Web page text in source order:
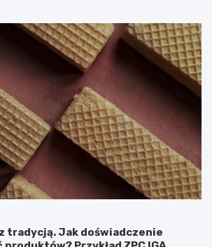
tradycją. Jak doświadczenie